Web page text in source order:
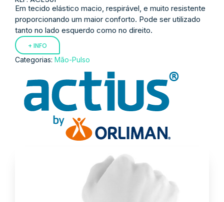
Em tecido elástico macio, respirável, e muito resistente
proporcionando um maior conforto. Pode ser utilizado
tanto no lado esquerdo como no direito.
+ INFO
Categorias: Mão-Pulso